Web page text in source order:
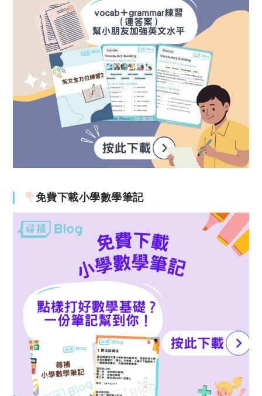
免費下載小學數學筆記